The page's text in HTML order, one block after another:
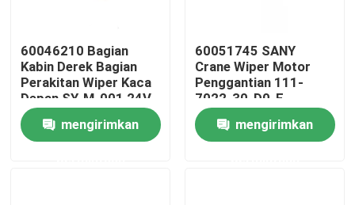
Rumah
Produk
60046210 Bagian
Kabin Derek Bagian
Perakitan Wiper Kaca
Depan SY-M-001 24V
mengirimkan
60051745 SANY
Crane Wiper Motor
Penggantian 111-
7022-30-D0-E
mengirimkan